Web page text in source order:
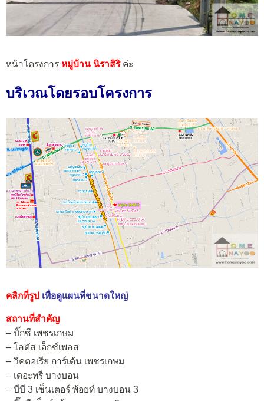
หน้าโครงการ หมู่บ้าน นิราสิริ ค่ะ
บริเวณโดยรอบโครงการ
คลิกที่รูป เพื่อดูแผนที่ขนาดใหญ่
สถานที่สำคัญ
– บิ๊กซี เพชรเกษม
– โลตัส เอ็กซ์เพลส
– วิคตอเรีย การ์เด้น เพชรเกษม
– เดอะทรี บางบอน
– บีบี 3 เซ็นเตอร์ พ้อยท์ บางบอน 3